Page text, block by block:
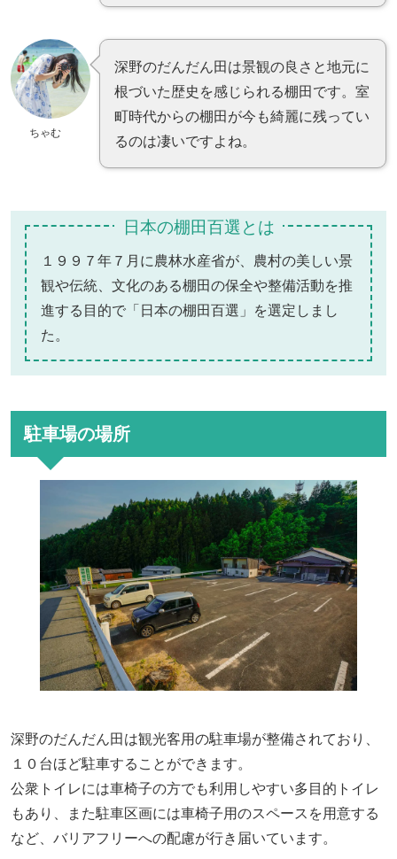
ちゃむ
深野のだんだん田は景観の良さと地元に
根づいた歴史を感じられる棚田です。室
町時代からの棚田が今も綺麗に残ってい
るのは凄いですよね。
日本の棚田百選とは
１９９７年７月に農林水産省が、農村の美しい景
観や伝統、文化のある棚田の保全や整備活動を推
進する目的で「日本の棚田百選」を選定しまし
た。
駐車場の場所
深野のだんだん田は観光客用の駐車場が整備されており、
１０台ほど駐車することができます。
公衆トイレには車椅子の方でも利用しやすい多目的トイレ
もあり、また駐車区画には車椅子用のスペースを用意する
など、バリアフリーへの配慮が行き届いています。